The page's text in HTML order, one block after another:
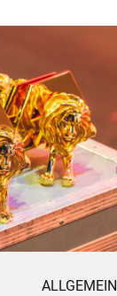
ALLGEMEIN